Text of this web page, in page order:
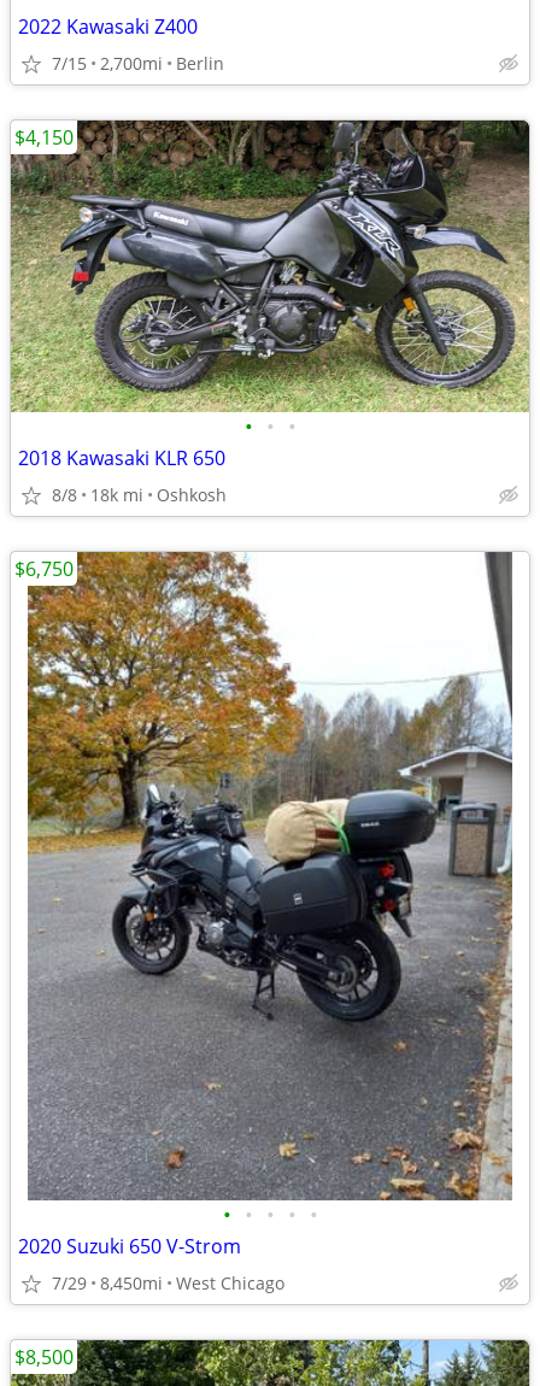
2022 Kawasaki Z400
7/15 2,700mi Berlin
• • •
2018 Kawasaki KLR 650
8/8 18k mi Oshkosh
$4,150
• • • • •
2020 Suzuki 650 V-Strom
7/29 8,450mi West Chicago
$6,750
$8,500